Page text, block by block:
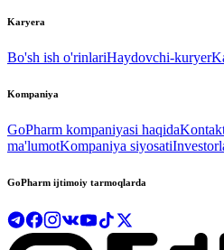
Karyera
Bo'sh ish o'rinlariHaydovchi-kuryer
Kompaniya
GoPharm kompaniyasi haqida
ma'lumotKompaniya siyosati
GoPharm ijtimoiy tarmoqlarda